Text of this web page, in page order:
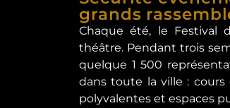
grands
Chaque été, le Festival
théâtre. Pendant trois
quelque 1 500
dans toute la ville : cours
polyvalentes et espaces